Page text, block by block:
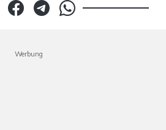
Werbung